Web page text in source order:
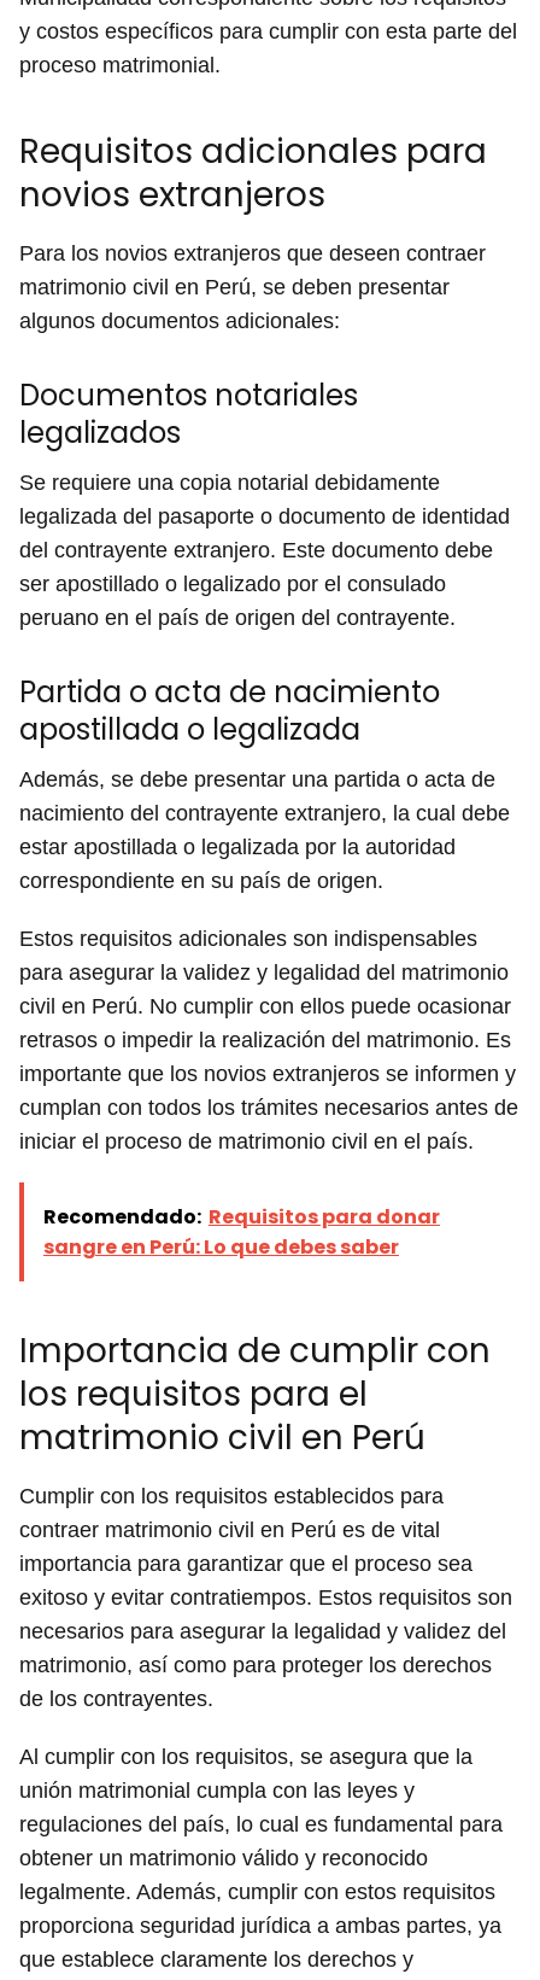
y costos específicos para cumplir con esta parte del
proceso matrimonial.
Requisitos adicionales para
novios extranjeros
Para los novios extranjeros que deseen contraer
matrimonio civil en Perú, se deben presentar
algunos documentos adicionales:
Documentos notariales
legalizados
Se requiere una copia notarial debidamente
legalizada del pasaporte o documento de identidad
del contrayente extranjero. Este documento debe
ser apostillado o legalizado por el consulado
peruano en el país de origen del contrayente.
Partida o acta de nacimiento
apostillada o legalizada
Además, se debe presentar una partida o acta de
nacimiento del contrayente extranjero, la cual debe
estar apostillada o legalizada por la autoridad
correspondiente en su país de origen.
Estos requisitos adicionales son indispensables
para asegurar la validez y legalidad del matrimonio
civil en Perú. No cumplir con ellos puede ocasionar
retrasos o impedir la realización del matrimonio. Es
importante que los novios extranjeros se informen y
cumplan con todos los trámites necesarios antes de
iniciar el proceso de matrimonio civil en el país.
Recomendado: Requisitos para donar
sangre en Perú: Lo que debes saber
Importancia de cumplir con
los requisitos para el
matrimonio civil en Perú
Cumplir con los requisitos establecidos para
contraer matrimonio civil en Perú es de vital
importancia para garantizar que el proceso sea
exitoso y evitar contratiempos. Estos requisitos son
necesarios para asegurar la legalidad y validez del
matrimonio, así como para proteger los derechos
de los contrayentes.
Al cumplir con los requisitos, se asegura que la
unión matrimonial cumpla con las leyes y
regulaciones del país, lo cual es fundamental para
obtener un matrimonio válido y reconocido
legalmente. Además, cumplir con estos requisitos
proporciona seguridad jurídica a ambas partes, ya
que establece claramente los derechos y